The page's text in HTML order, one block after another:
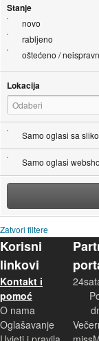
Stanje
novo
rabljeno
oštećeno /
Lokacija
Odaberi
Samo oglasi sa
Samo oglasi
Zatvori filtere
Korisni
linkovi
Kontakt i
pomoć
O nama
Oglašavanje